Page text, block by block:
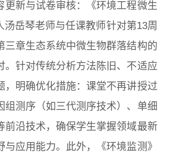
育 继续教育
科研平台 科研办事流程
更新与试卷审核：《环境工程微生
岳琴老师与任课教师针对第13周
三章生态系统中微生物群落结构的
。针对传统分析方法陈旧、不适应
，明确优化措施：课堂不再讲授过
组测序（如三代测序技术）、单细
前沿技术，确保学生掌握领域最新
应用能力。此外，《环境监测》